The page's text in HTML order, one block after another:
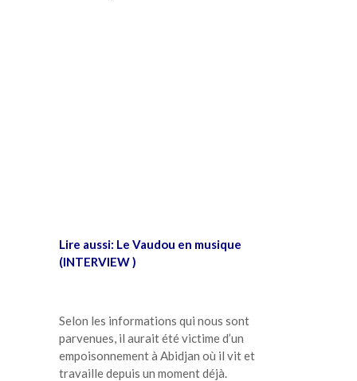
Lire aussi: Le Vaudou en musique
(INTERVIEW )
Selon les informations qui nous sont
parvenues, il aurait été victime d’un
empoisonnement à Abidjan où il vit et
travaille depuis un moment déjà.